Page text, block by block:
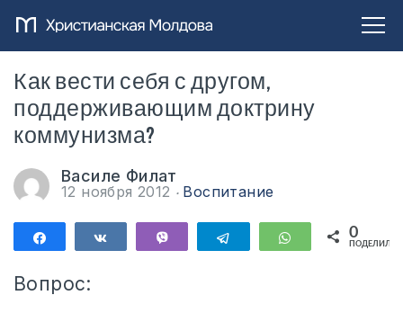
Как вести себя с другом,
поддерживающим доктрину
коммунизма?
Василе Филат
12 ноября 2012 Воспитание
ПоделитьсяПоделиться Telegram WhatsApp
0
Вопрос: